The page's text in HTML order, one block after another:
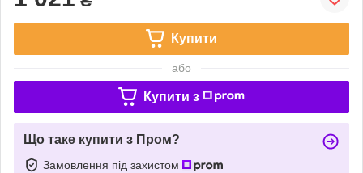
Купити
або
Купити з
Що таке купити з Пром?
Замовлення під захистом